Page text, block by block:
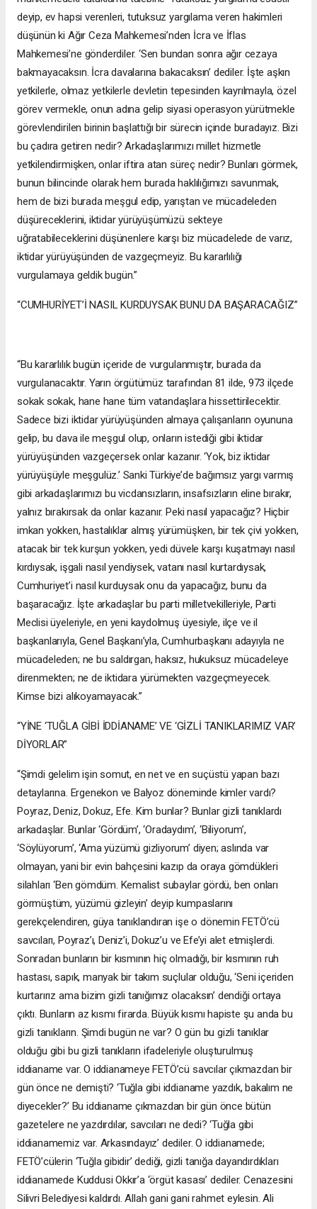
deyip, ev hapsi verenleri, tutuksuz yargılama veren hakimleri
düşünün ki Ağır Ceza Mahkemesi’nden İcra ve İflas
Mahkemesi’ne gönderdiler. ‘Sen bundan sonra ağır cezaya
bakmayacaksın. İcra davalarına bakacaksın’ dediler. İşte aşkın
yetkilerle, olmaz yetkilerle devletin tepesinden kayrılmayla, özel
görev vermekle, onun adına gelip siyasi operasyon yürütmekle
görevlendirilen birinin başlattığı bir sürecin içinde buradayız. Bizi
bu çadıra getiren nedir? Arkadaşlarımızı millet hizmetle
yetkilendirmişken, onlar iftira atan süreç nedir? Bunları görmek,
bunun bilincinde olarak hem burada haklılığımızı savunmak,
hem de bizi burada meşgul edip, yarıştan ve mücadeleden
düşüreceklerini, iktidar yürüyüşümüzü sekteye
uğratabileceklerini düşünenlere karşı biz mücadelede de varız,
iktidar yürüyüşünden de vazgeçmeyiz. Bu kararlılığı
vurgulamaya geldik bugün.”
“CUMHURİYET’İ NASIL KURDUYSAK BUNU DA BAŞARACAĞIZ”
“Bu kararlılık bugün içeride de vurgulanmıştır, burada da
vurgulanacaktır. Yarın örgütümüz tarafından 81 ilde, 973 ilçede
sokak sokak, hane hane tüm vatandaşlara hissettirilecektir.
Sadece bizi iktidar yürüyüşünden almaya çalışanların oyununa
gelip, bu dava ile meşgul olup, onların istediği gibi iktidar
yürüyüşünden vazgeçersek onlar kazanır. ‘Yok, biz iktidar
yürüyüşüyle meşgulüz.’ Sanki Türkiye’de bağımsız yargı varmış
gibi arkadaşlarımızı bu vicdansızların, insafsızların eline bırakır,
yalnız bırakırsak da onlar kazanır. Peki nasıl yapacağız? Hiçbir
imkan yokken, hastalıklar almış yürümüşken, bir tek çivi yokken,
atacak bir tek kurşun yokken, yedi düvele karşı kuşatmayı nasıl
kırdıysak, işgali nasıl yendiysek, vatanı nasıl kurtardıysak,
Cumhuriyet’i nasıl kurduysak onu da yapacağız, bunu da
başaracağız. İşte arkadaşlar bu parti milletvekilleriyle, Parti
Meclisi üyeleriyle, en yeni kaydolmuş üyesiyle, ilçe ve il
başkanlarıyla, Genel Başkanı’yla, Cumhurbaşkanı adayıyla ne
mücadeleden; ne bu saldırgan, haksız, hukuksuz mücadeleye
direnmekten; ne de iktidara yürümekten vazgeçmeyecek.
Kimse bizi alıkoyamayacak.”
“YİNE ‘TUĞLA GİBİ İDDİANAME’ VE ‘GİZLİ TANIKLARIMIZ VAR’
DİYORLAR”
“Şimdi gelelim işin somut, en net ve en suçüstü yapan bazı
detaylarına. Ergenekon ve Balyoz döneminde kimler vardı?
Poyraz, Deniz, Dokuz, Efe. Kim bunlar? Bunlar gizli tanıklardı
arkadaşlar. Bunlar ‘Gördüm’, ‘Oradaydım’, ‘Biliyorum’,
‘Söylüyorum’, ‘Ama yüzümü gizliyorum’ diyen; aslında var
olmayan, yani bir evin bahçesini kazıp da oraya gömdükleri
silahları ‘Ben gömdüm. Kemalist subaylar gördü, ben onları
görmüştüm, yüzümü gizleyin’ deyip kumpaslarını
gerekçelendiren, güya tanıklandıran işe o dönemin FETÖ’cü
savcıları, Poyraz’ı, Deniz’i, Dokuz’u ve Efe’yi alet etmişlerdi.
Sonradan bunların bir kısmının hiç olmadığı, bir kısmının ruh
hastası, sapık, manyak bir takım suçlular olduğu, ‘Seni içeriden
kurtarırız ama bizim gizli tanığımız olacaksın’ dendiği ortaya
çıktı. Bunların az kısmı firarda. Büyük kısmı hapiste şu anda bu
gizli tanıkların. Şimdi bugün ne var? O gün bu gizli tanıklar
olduğu gibi bu gizli tanıkların ifadeleriyle oluşturulmuş
iddianame var. O iddianameye FETÖ’cü savcılar çıkmazdan bir
gün önce ne demişti? ‘Tuğla gibi iddianame yazdık, bakalım ne
diyecekler?’ Bu iddianame çıkmazdan bir gün önce bütün
gazetelere ne yazdırdılar, savcıları ne dedi? ‘Tuğla gibi
iddianamemiz var. Arkasındayız’ dediler. O iddianamede;
FETÖ’cülerin ‘Tuğla gibidir’ dediği, gizli tanığa dayandırdıkları
iddianamede Kuddusi Okkır’a ‘örgüt kasası’ dediler. Cenazesini
Silivri Belediyesi kaldırdı. Allah gani gani rahmet eylesin. Ali